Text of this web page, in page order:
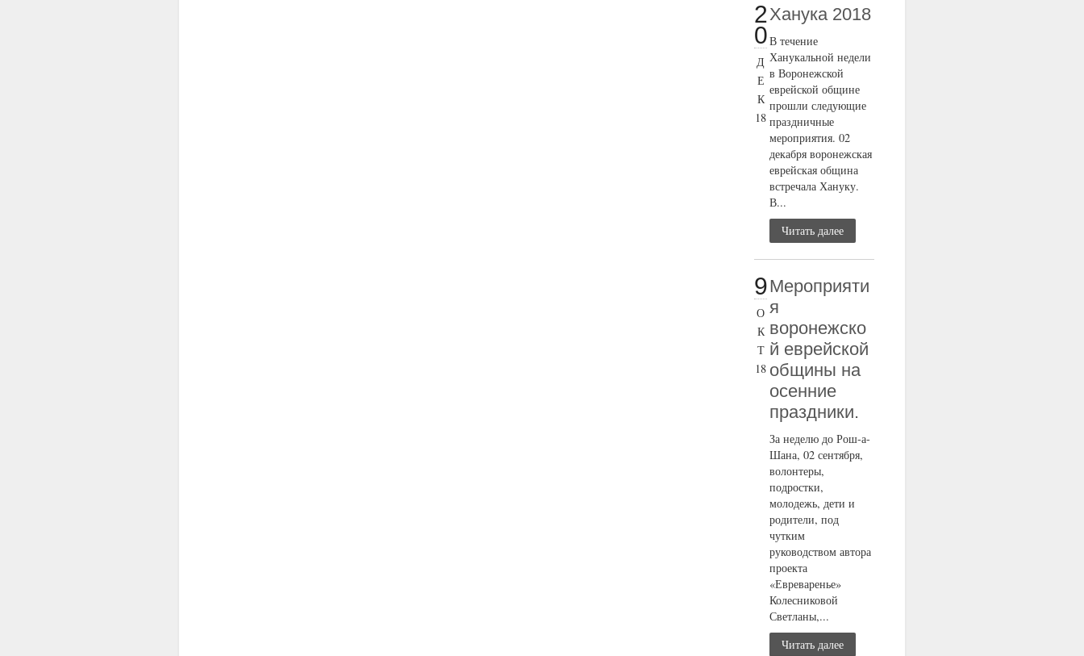
2
0
Д
Е
К
18
Ханука 2018
В течение
Ханукальной недели
в Воронежской
еврейской общине
прошли следующие
праздничные
мероприятия. 02
декабря воронежская
еврейская община
встречала Хануку.
В...
Читать далее
9
О
К
Т
18
Мероприяти
я
воронежско
й еврейской
общины на
осенние
праздники.
За неделю до Рош-а-
Шана, 02 сентября,
волонтеры,
подростки,
молодежь, дети и
родители, под
чутким
руководством автора
проекта
«Евреваренье»
Колесниковой
Светланы,...
Читать далее